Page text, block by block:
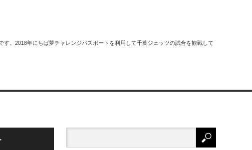
。2018年にちば夢チャレンジパスポートを利用して千葉ジェッツの試合を観戦して